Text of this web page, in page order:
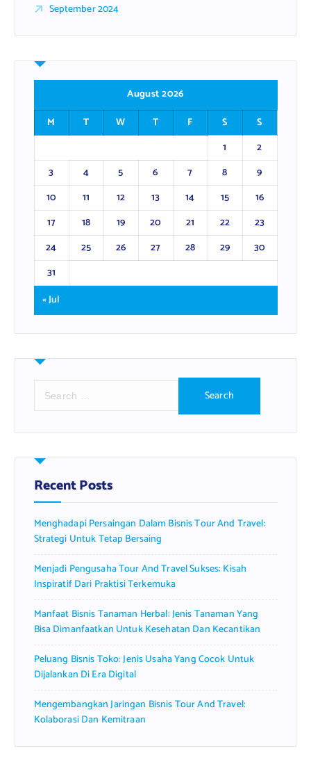
September 2024
August 2026
M
T W T F S
S
1
2
3
4 5 6 7 8
9
10
11 12 13 14 15
16
17
18 19 20 21 22
23
24
25 26 27 28 29
30
31
« Jul
r
h
f
o
:
Recent Posts
Menghadapi Persaingan Dalam Bisnis Tour And Travel:
Strategi Untuk Tetap Bersaing
Menjadi Pengusaha Tour And Travel Sukses: Kisah
Inspiratif Dari Praktisi Terkemuka
Manfaat Bisnis Tanaman Herbal: Jenis Tanaman Yang
Bisa Dimanfaatkan Untuk Kesehatan Dan Kecantikan
Peluang Bisnis Toko: Jenis Usaha Yang Cocok Untuk
Dijalankan Di Era Digital
Mengembangkan Jaringan Bisnis Tour And Travel:
Kolaborasi Dan Kemitraan